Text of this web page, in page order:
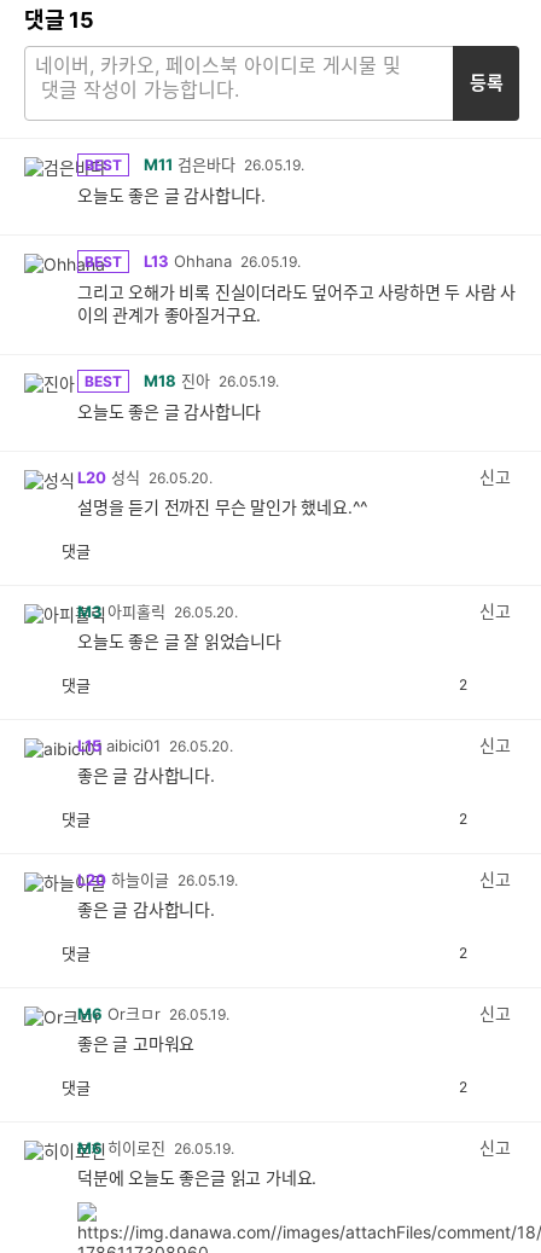
댓글 15
등록
BEST M11 검은바다 26.05.19.
오늘도 좋은 글 감사합니다.
BEST L13 Ohhana 26.05.19.
그리고 오해가 비록 진실이더라도 덮어주고 사랑하면 두 사람 사
이의 관계가 좋아질거구요.
BEST M18 진아 26.05.19.
오늘도 좋은 글 감사합니다
L20 성식 26.05.20.
신고
설명을 듣기 전까진 무슨 말인가 했네요.^^
댓글
M3 아피홀릭 26.05.20.
신고
오늘도 좋은 글 잘 읽었습니다
댓글 2
L15 aibici01 26.05.20.
신고
좋은 글 감사합니다.
댓글 2
L20 하늘이글 26.05.19.
신고
좋은 글 감사합니다.
댓글 2
M6 Or크ㅁr 26.05.19.
신고
좋은 글 고마워요
댓글 2
M6 히이로진 26.05.19.
신고
덕분에 오늘도 좋은글 읽고 가네요.